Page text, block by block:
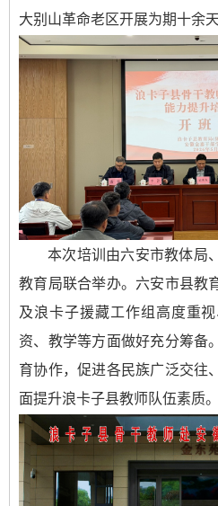
大别山革命老区开展为期十余
本次培训由六安市教体局
教育局联合举办。六安市县教
及浪卡子援藏工作组高度重
资、教学等方面做好充分筹备
育协作，促进各民族广泛交往
面提升浪卡子县教师队伍素质。